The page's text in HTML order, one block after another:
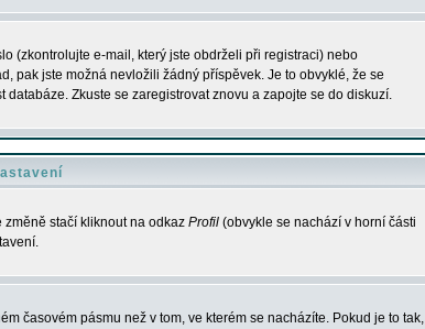
(zkontrolujte e-mail, který jste obdrželi při registraci) nebo
pak jste možná nevložili žádný příspěvek. Je to obvyklé, že se
Zkuste se zaregistrovat znovu a zapojte se do diskuzí.
stačí kliknout na odkaz Profil (obvykle se nachází v horní části
časovém pásmu než v tom, ve kterém se nacházíte. Pokud je to tak,